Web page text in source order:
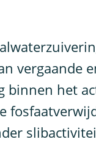
vergaande
het